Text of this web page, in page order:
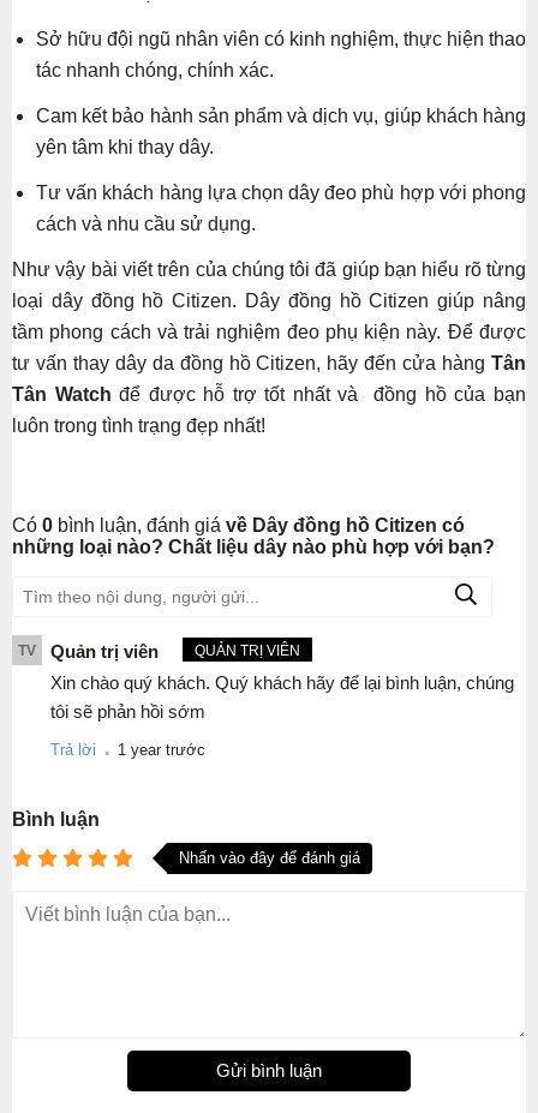
Sở hữu đội ngũ nhân viên có kinh nghiệm, thực hiện thao
tác nhanh chóng, chính xác.
Cam kết bảo hành sản phẩm và dịch vụ, giúp khách hàng
yên tâm khi thay dây.
Tư vấn khách hàng lựa chọn dây đeo phù hợp với phong
cách và nhu cầu sử dụng.
Như vậy bài viết trên của chúng tôi đã giúp bạn hiểu rõ từng
loại dây đồng hồ Citizen. Dây đồng hồ Citizen giúp nâng
tầm phong cách và trải nghiệm đeo phụ kiện này. Để được
tư vấn thay dây da đồng hồ Citizen, hãy đến cửa hàng Tân
Tân Watch để được hỗ trợ tốt nhất và đồng hồ của bạn
luôn trong tình trạng đẹp nhất!
Có 0 bình luận, đánh giá về Dây đồng hồ Citizen có
những loại nào? Chất liệu dây nào phù hợp với bạn?
TV Quản trị viên QUẢN TRỊ VIÊN
Xin chào quý khách. Quý khách hãy để lại bình luận, chúng
tôi sẽ phản hồi sớm
Trả lời . 1 year trước
Bình luận
Nhấn vào đây để đánh giá
Gửi bình luận